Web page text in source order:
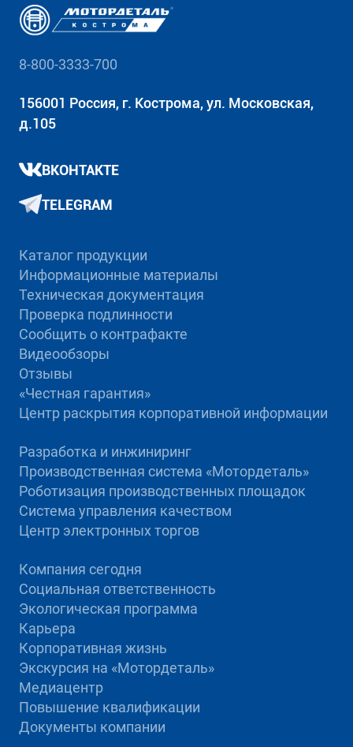
8-800-3333-700
156001 Россия, г. Кострома, ул. Московская,
д.105
ВКОНТАКТЕ
TELEGRAM
Каталог продукции
Информационные материалы
Техническая документация
Проверка подлинности
Сообщить о контрафакте
Видеообзоры
Отзывы
«Честная гарантия»
Центр раскрытия корпоративной информации
Разработка и инжиниринг
Производственная система «Mотордеталь»
Роботизация производственных площадок
Система управления качеством
Центр электронных торгов
Компания сегодня
Социальная ответственность
Экологическая программа
Карьера
Корпоративная жизнь
Экскурсия на «Мотордеталь»
Медиацентр
Повышение квалификации
Документы компании